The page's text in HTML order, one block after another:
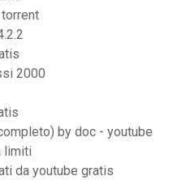
2000
by doc - youtube
limiti
da youtube gratis